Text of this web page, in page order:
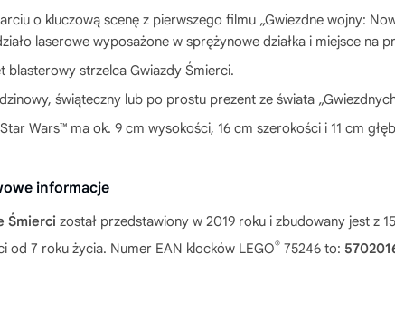
o kluczową scenę z pierwszego filmu „Gwiezdne wojny:
laserowe wyposażone w sprężynowe działka i miejsce na
blasterowy strzelca Gwiazdy Śmierci.
świąteczny lub po prostu prezent ze świata
Wars™ ma ok. 9 cm wysokości, 16 cm szerokości i 11 cm
informacje
Śmierci został przedstawiony w 2019 roku i zbudowany jest z
od 7 roku życia. Numer EAN klocków LEGO® 75246 to: